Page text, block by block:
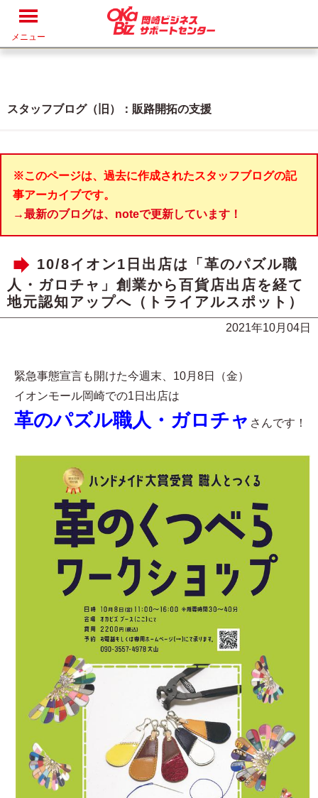
メニュー
スタッフブログ（旧）：販路開拓の支援
※このページは、過去に作成されたスタッフブログの記
事アーカイブです。
→最新のブログは、noteで更新しています！
10/8イオン1日出店は「革のパズル職
人・ガロチャ」創業から百貨店出店を経て
地元認知アップへ（トライアルスポット）
2021年10月04日
緊急事態宣言も開けた今週末、10月8日（金）
イオンモール岡崎での1日出店は
革のパズル職人・ガロチャ さんです！